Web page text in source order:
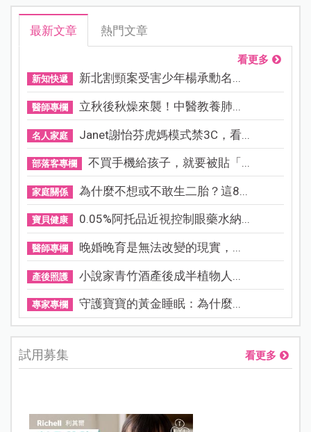
最新文章 熱門文章
看更多
新知快遞 新北割頸案受害少年楊承勳名...
醫師專欄 立秋後秋燥來襲！中醫教養肺...
名人家庭 Janet謝怡芬虎媽模式禁3C，看...
部落客專欄 不買手機給孩子，就要被貼「...
家庭關係 為什麼不想或不敢生二胎？這8...
寶貝健康 0.05%阿托品近視控制眼藥水納...
醫師專欄 晚婚晚育是無法改變的現實，...
產後照護 小說家青竹酒產後成半植物人...
專家專欄 守護寶寶的黃金睡眠：為什麼...
試用募集 看更多